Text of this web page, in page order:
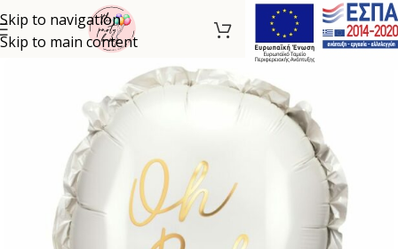
Skip to navigation
Skip to main content